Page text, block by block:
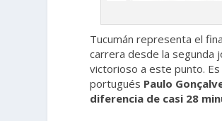
Tucumán representa el
carrera desde la segunda
victorioso a este punto.
portugués Paulo
diferencia de casi 28